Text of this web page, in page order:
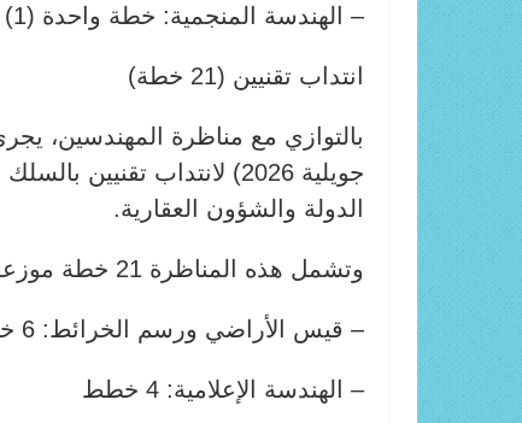
– الهندسة المنجمية: خطة واحدة (1)
انتداب تقنيين (21 خطة)
جويلية 2026) لانتداب
الدولة والشؤون العقارية.
وتشمل هذه المناظرة 21 خطة موزعة على الاختصاصات التالية:
– قيس الأراضي ورسم الخرائط: 6 خطط
– الهندسة الإعلامية: 4 خطط